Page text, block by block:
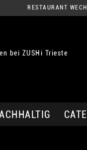
RESTAURANT
bei ZUSHi Trieste